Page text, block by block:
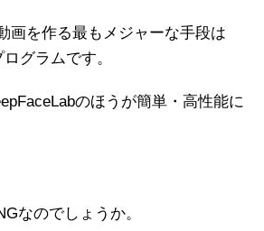
画を作る最もメジャーな手段は
グラムです。
のほうが簡単・高性能に
なのでしょうか。